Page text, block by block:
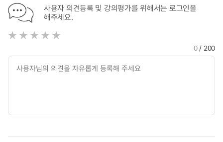
사용자 의견등록 및 강의평가를 위해서는 로그인을
해주세요.
0/ 200